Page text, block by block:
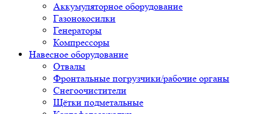
Аккумуляторное оборудование
Газонокосилки
Генераторы
Компрессоры
Навесное оборудование
Отвалы
Фронтальные погрузчики/рабочие органы
Снегоочистители
Щётки подметальные